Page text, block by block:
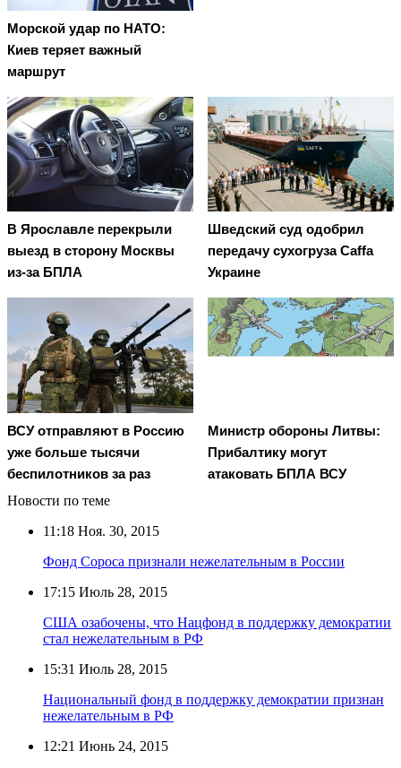
Морской удар по НАТО:
Киев теряет важный
маршрут
В Ярославле перекрыли
выезд в сторону Москвы
из-за БПЛА
Шведский суд одобрил
передачу сухогруза Caffa
Украине
ВСУ отправляют в Россию
уже больше тысячи
беспилотников за раз
Министр обороны Литвы:
Прибалтику могут
атаковать БПЛА ВСУ
Новости по теме
11:18 Ноя. 30, 2015
Фонд Сороса признали нежелательным в России
17:15 Июль 28, 2015
США озабочены, что Нацфонд в поддержку демократии
стал нежелательным в РФ
15:31 Июль 28, 2015
Национальный фонд в поддержку демократии признан
нежелательным в РФ
12:21 Июнь 24, 2015